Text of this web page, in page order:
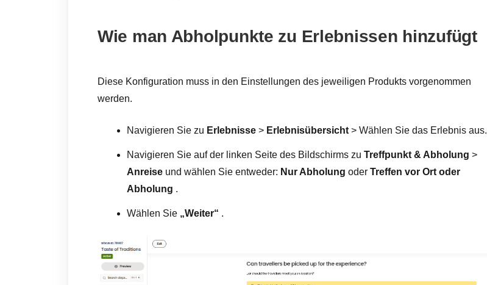
Wie man Abholpunkte zu Erlebnissen hinzufügt
Diese Konfiguration muss in den Einstellungen des jeweiligen Produkts vorgenommen
werden.
Navigieren Sie zu Erlebnisse > Erlebnisübersicht > Wählen Sie das Erlebnis aus.
Navigieren Sie auf der linken Seite des Bildschirms zu Treffpunkt & Abholung >
Anreise und wählen Sie entweder: Nur Abholung oder Treffen vor Ort oder
Abholung .
Wählen Sie „Weiter“ .